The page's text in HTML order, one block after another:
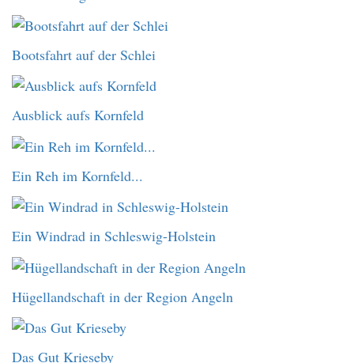
Bootsfahrt auf der Schlei
Ausblick aufs Kornfeld
Ein Reh im Kornfeld...
Ein Windrad in Schleswig-Holstein
Hügellandschaft in der Region Angeln
Das Gut Krieseby